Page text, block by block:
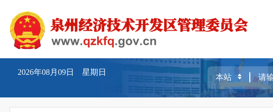
2026年08月09日 星期日